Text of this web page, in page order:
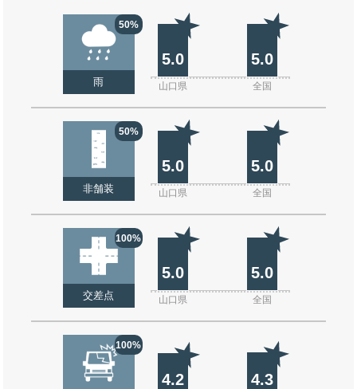
50%
雨
5.0 5.0
山口県 全国
50%
非舗装
5.0 5.0
山口県 全国
100%
交差点
5.0 5.0
山口県 全国
100%
4.2 4.3